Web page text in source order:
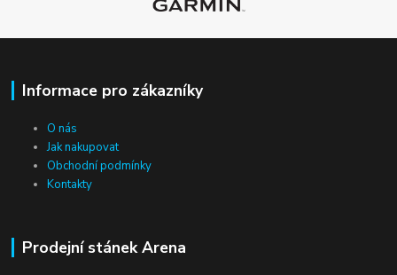
Informace pro zákazníky
O nás
Jak nakupovat
Obchodní podmínky
Kontakty
Prodejní stánek Arena